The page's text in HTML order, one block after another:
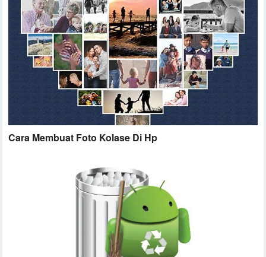
Cara Membuat Foto Kolase Di Hp